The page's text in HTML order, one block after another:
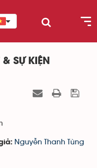
SỰ KIỆN
Nguyễn Thanh Tùng